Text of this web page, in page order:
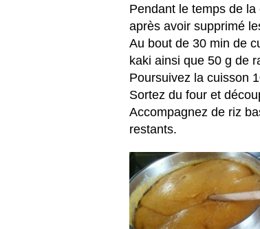
Pendant le temps de
après avoir supprimé
Au bout de 30 min de
kaki ainsi que 50 g de
Poursuivez la cuisson
Sortez du four et
Accompagnez de riz
restants.